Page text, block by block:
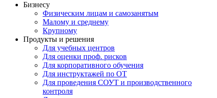
Бизнесу
Физическим лицам и самозанятым
Малому и среднему
Крупному
Продукты и решения
Для учебных центров
Для оценки проф. рисков
Для корпоративного обучения
Для инструктажей по ОТ
Для проведения СОУТ и производственного
контроля